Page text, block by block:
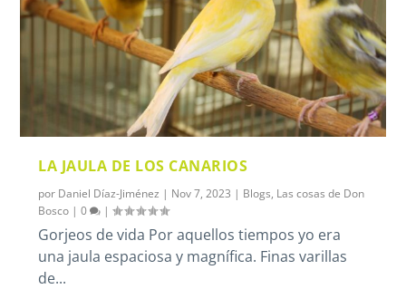
LA JAULA DE LOS CANARIOS
por Daniel Díaz-Jiménez | Nov 7, 2023 | Blogs, Las cosas de Don
Bosco |0 |
Gorjeos de vida Por aquellos tiempos yo era
una jaula espaciosa y magnífica. Finas varillas
de...